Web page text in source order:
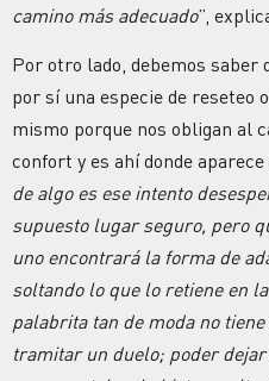
camino más adecuado”,
Por otro lado, debemos saber
por sí una especie de reseteo
mismo porque nos obligan al
confort y es ahí donde aparece
de algo es ese intento
supuesto lugar seguro, pero
uno encontrará la forma de
soltando lo que lo retiene en
palabrita tan de moda no
tramitar un duelo; poder